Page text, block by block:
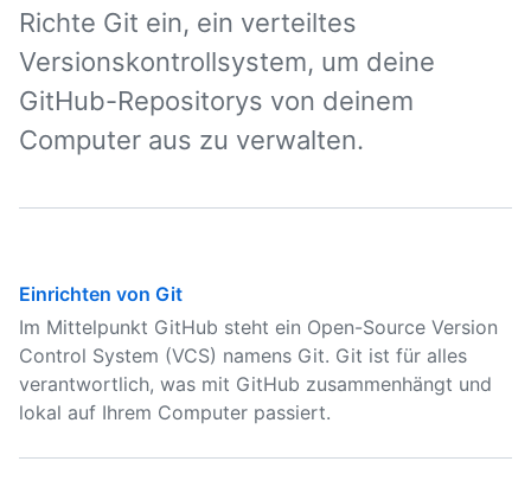
Richte Git ein, ein verteiltes
Versionskontrollsystem, um deine
GitHub-Repositorys von deinem
Computer aus zu verwalten.
Einrichten von Git
Im Mittelpunkt GitHub steht ein Open-Source Version
Control System (VCS) namens Git. Git ist für alles
verantwortlich, was mit GitHub zusammenhängt und
lokal auf Ihrem Computer passiert.